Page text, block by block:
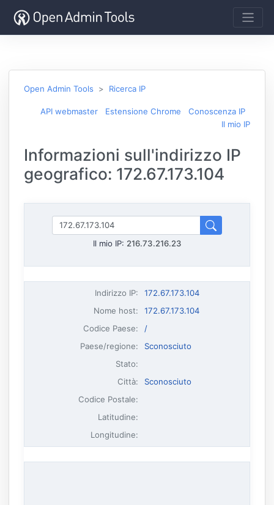
Open Admin Tools Ricerca IP
API webmaster Estensione Chrome
Conoscenza IP
Il mio IP
Informazioni sull'indirizzo IP
geografico: 172.67.173.104
Il mio IP: 216.73.216.23
Indirizzo IP:
172.67.173.104
Nome host:
172.67.173.104
Codice Paese:
/
Paese/regione:
Sconosciuto
Stato:
Città:
Sconosciuto
Codice Postale:
Latitudine:
Longitudine: